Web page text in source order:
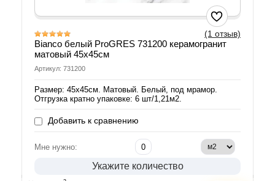
(1 отзыв)
Bianco белый ProGRES 731200 керамогранит
матовый 45х45см
Артикул: 731200
Размер: 45х45см. Матовый. Белый, под мрамор.
Отгрузка кратно упаковке: 6 шт/1,21м2.
Добавить к сравнению
Мне нужно:
Укажите количество